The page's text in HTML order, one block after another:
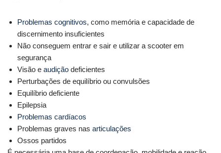
Problemas cognitivos, como memória e capacidade de
discernimento insuficientes
Não conseguem entrar e sair e utilizar a scooter em
segurança
Visão e audição deficientes
Perturbações de equilíbrio ou convulsões
Equilíbrio deficiente
Epilepsia
Problemas cardíacos
Problemas graves nas articulações
Ossos partidos